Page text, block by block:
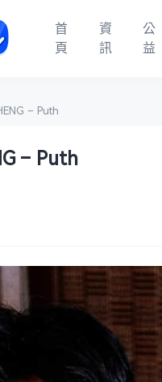
首
頁
資
訊
公
益
– Puth
– Puth